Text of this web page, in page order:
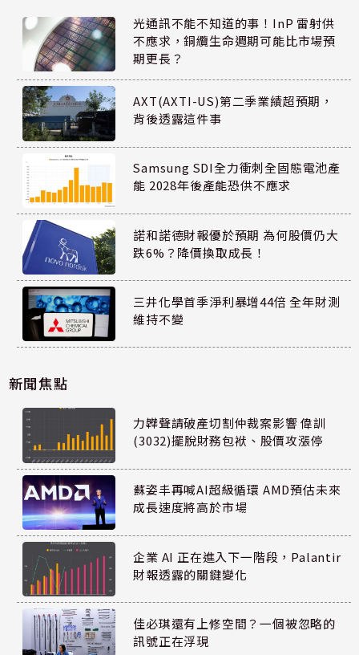
光通訊不能不知道的事！InP 雷射供
不應求，銅纜生命週期可能比市場預
期更長？
AXT(AXTI-US)第二季業績超預期，
背後透露這件事
Samsung SDI全力衝刺全固態電池產
能 2028年後產能恐供不應求
諾和諾德財報優於預期 為何股價仍大
跌6%？降價換取成長！
三井化學首季淨利暴增44倍 全年財測
維持不變
新聞焦點
力韡聲請破產切割仲裁案影響 偉訓
(3032)擺脫財務包袱、股價攻漲停
蘇姿丰再喊AI超級循環 AMD預估未來
成長速度將高於市場
企業 AI 正在進入下一階段，Palantir
財報透露的關鍵變化
佳必琪還有上修空間？一個被忽略的
訊號正在浮現